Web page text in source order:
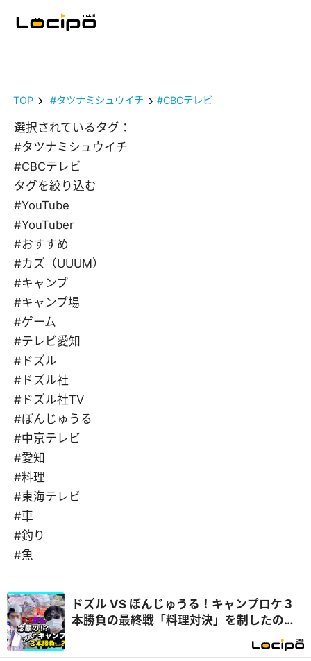
TOP #タツナミシュウイチ #CBCテレビ
選択されているタグ：
#タツナミシュウイチ
#CBCテレビ
タグを絞り込む
#YouTube
#YouTuber
#おすすめ
#カズ（UUUM）
#キャンプ
#キャンプ場
#ゲーム
#テレビ愛知
#ドズル
#ドズル社
#ドズル社TV
#ぼんじゅうる
#中京テレビ
#愛知
#料理
#東海テレビ
#車
#釣り
#魚
ドズル VS ぼんじゅうる！キャンプロケ３
本勝負の最終戦「料理対決」を制したの